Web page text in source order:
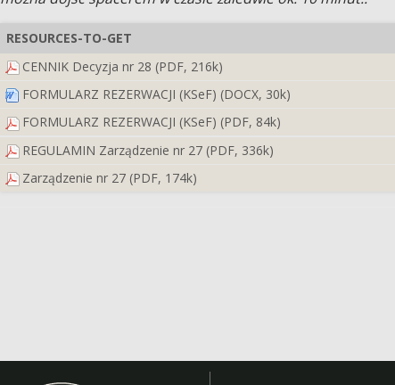
RESOURCES-TO-GET
CENNIK Decyzja nr 28 (PDF, 216k)
FORMULARZ REZERWACJI (KSeF) (DOCX, 30k)
FORMULARZ REZERWACJI (KSeF) (PDF, 84k)
REGULAMIN Zarządzenie nr 27 (PDF, 336k)
Zarządzenie nr 27 (PDF, 174k)